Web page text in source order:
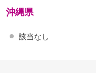
沖縄県
該当なし